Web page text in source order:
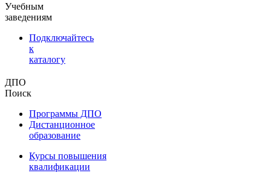
Учебным
заведениям
Подключайтесь
к
каталогу
ДПО
Поиск
Программы ДПО
Дистанционное
образование
Курсы повышения
квалификации